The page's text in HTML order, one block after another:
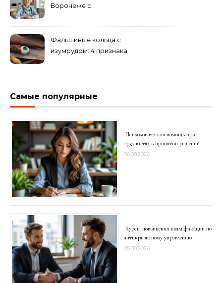
Воронеже с
Фальшивые кольца с
изумрудом: 4 признака
Самые популярные
Психологическая помощь при
трудностях в принятии решений
06.08.2026
Курсы повышения квалификации по
антикризисному управлению
05.08.2026